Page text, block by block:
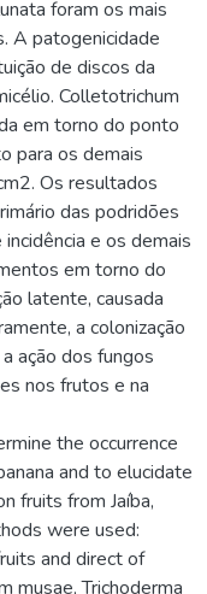
foram os mais
A patogenicidade
de discos da
Colletotrichum
em torno do ponto
para os demais
Os resultados
das podridões
e os demais
em torno do
latente, causada
a colonização
ação dos fungos
nos frutos e na
the occurrence
and to elucidate
fruits from Jaíba,
were used:
and direct of
musae, Trichoderma